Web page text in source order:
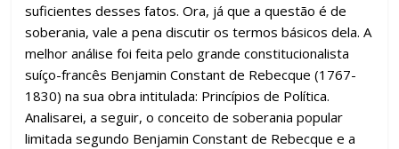
suficientes desses fatos. Ora, já que a questão é de
soberania, vale a pena discutir os termos básicos dela. A
melhor análise foi feita pelo grande constitucionalista
suíço-francês Benjamin Constant de Rebecque (1767-
1830) na sua obra intitulada: Princípios de Política.
Analisarei, a seguir, o conceito de soberania popular
limitada segundo Benjamin Constant de Rebecque e a